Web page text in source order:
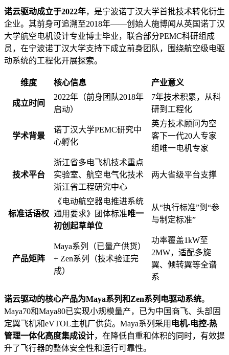
诺云驱动成立于2022年，是宁波诺丁汉大学首批技术转化衍生
企业。其前身可追溯至2018年——创始人施博闻从英国诺丁汉
大学航空电机设计专业博士毕业，联合部分PEMC科研组成
员，在宁波诺丁汉大学支持下成立前身团队，围绕航空级电驱
动系统的工程化开展探索。
维度 核心信息 产业意义
成立时间
2022年（前身团队2018年
启动）
7年技术积累，从科
研到工程化
学术背景
诺丁汉大学PEMC研究中
心孵化
英方技术顾问为空
客下一代20人专家
组唯一电机专家
技术平台
浙江省多电飞机技术重点
实验室、航空电气化技术
浙江省工程研究中心
两大省级平台支撑
标准话语权
《电动航空器电推进系统
通用要求》团体标准 唯一
初创起草单位
从“执行标准”到“参
与制定标准”
产品矩阵
Maya系列（已量产供货）
+ Zen系列（技术验证完
成）
功率覆盖1kW至
2MW，适配多旋
翼、倾转翼等全谱
系
诺云驱动的核心产品为Maya系列和Zen系列电驱动系统。
Maya70和Maya80已实现小规模量产，已为中国商飞、头部固
定翼飞机和eVTOL主机厂供货。Maya系列采用 电机-电控-热
管理一体化高度集成设计，在降低自重和体积的同时，有效提
升了飞行器的整体安全性和运行可靠性。